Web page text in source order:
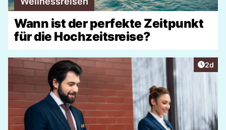
Wann ist der perfekte Zeitpunkt
für die Hochzeitsreise?
2d